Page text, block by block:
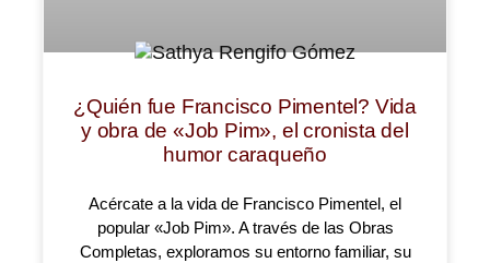
¿Quién fue Francisco Pimentel? Vida
y obra de «Job Pim», el cronista del
humor caraqueño
Acércate a la vida de Francisco Pimentel, el
popular «Job Pim». A través de las Obras
Completas, exploramos su entorno familiar, su